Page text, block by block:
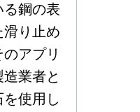
る鋼の表
り止め
アプリ
業者と
使用し